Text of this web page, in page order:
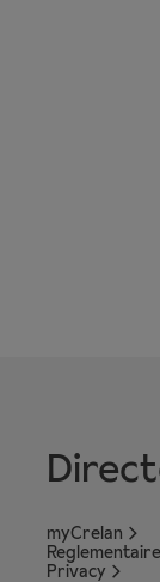
myCrelan
Privacy